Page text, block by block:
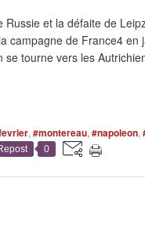
et la défaite de
campagne de France4
se tourne vers les
, #montereau, #napoleon,
0